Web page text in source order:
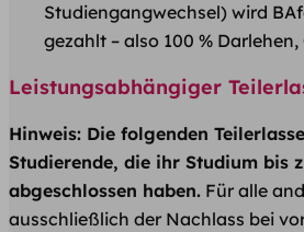
Studiengangwechsel) wird
gezahlt – also 100 % Darlehen,
Leistungsabhängiger
Hinweis: Die folgenden
Studierende, die ihr Studium bis
abgeschlossen haben. Für alle
ausschließlich der Nachlass bei